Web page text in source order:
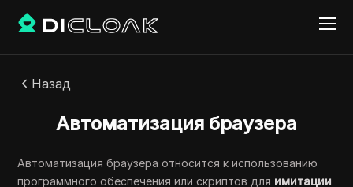
Назад
Автоматизация браузера
Автоматизация браузера относится к использованию
программного обеспечения или скриптов для имитации